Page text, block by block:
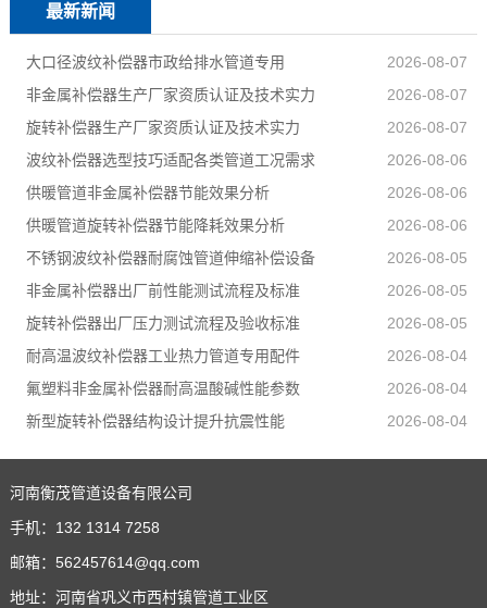
最新新闻
大口径波纹补偿器市政给排水管道专用
2026-08-07
非金属补偿器生产厂家资质认证及技术实力
2026-08-07
旋转补偿器生产厂家资质认证及技术实力
2026-08-07
波纹补偿器选型技巧适配各类管道工况需求
2026-08-06
供暖管道非金属补偿器节能效果分析
2026-08-06
供暖管道旋转补偿器节能降耗效果分析
2026-08-06
不锈钢波纹补偿器耐腐蚀管道伸缩补偿设备
2026-08-05
非金属补偿器出厂前性能测试流程及标准
2026-08-05
旋转补偿器出厂压力测试流程及验收标准
2026-08-05
耐高温波纹补偿器工业热力管道专用配件
2026-08-04
氟塑料非金属补偿器耐高温酸碱性能参数
2026-08-04
新型旋转补偿器结构设计提升抗震性能
2026-08-04
河南衡茂管道设备有限公司
手机： 132 1314 7258
邮箱： 562457614@qq.com
地址：河南省巩义市西村镇管道工业区